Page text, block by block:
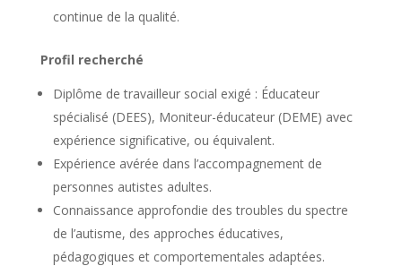
continue de la qualité.
Profil recherché
Diplôme de travailleur social exigé : Éducateur
spécialisé (DEES), Moniteur-éducateur (DEME) avec
expérience significative, ou équivalent.
Expérience avérée dans l’accompagnement de
personnes autistes adultes.
Connaissance approfondie des troubles du spectre
de l’autisme, des approches éducatives,
pédagogiques et comportementales adaptées.